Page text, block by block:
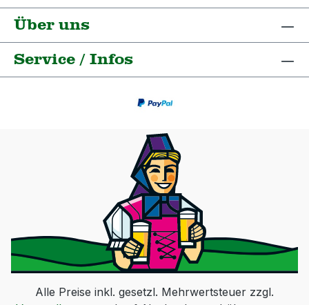
Über uns
Service / Infos
Alle Preise inkl. gesetzl. Mehrwertsteuer zzgl.